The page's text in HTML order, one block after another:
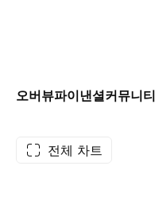
오버뷰파이낸셜커뮤니티
전체 차트